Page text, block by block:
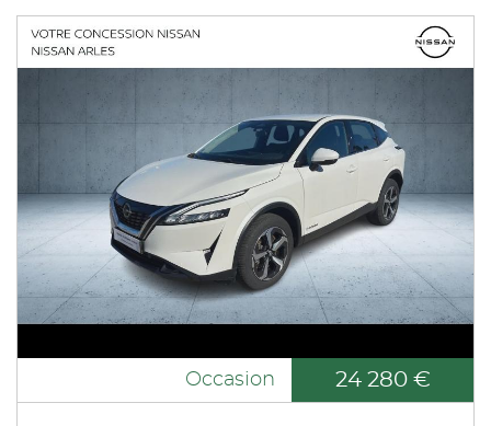
Occasion 24 280 €